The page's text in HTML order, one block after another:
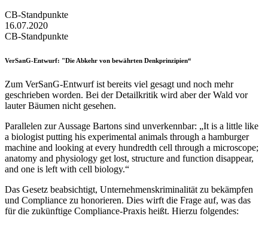
CB-Standpunkte
16.07.2020
CB-Standpunkte
VerSanG-Entwurf: "Die Abkehr von bewährten Denkprinzipien“
Zum VerSanG-Entwurf ist bereits viel gesagt und noch mehr
geschrieben worden. Bei der Detailkritik wird aber der Wald vor
lauter Bäumen nicht gesehen.
Parallelen zur Aussage Bartons sind unverkennbar: „It is a little like
a biologist putting his experimental animals through a hamburger
machine and looking at every hundredth cell through a microscope;
anatomy and physiology get lost, structure and function disappear,
and one is left with cell biology.“
Das Gesetz beabsichtigt, Unternehmenskriminalität zu bekämpfen
und Compliance zu honorieren. Dies wirft die Frage auf, was das
für die zukünftige Compliance-Praxis heißt. Hierzu folgendes: